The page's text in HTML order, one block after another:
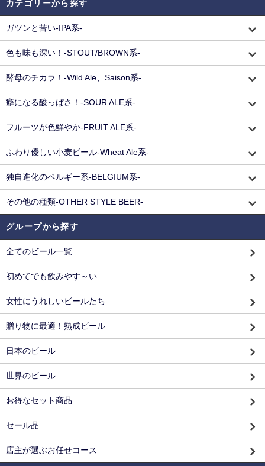
カテゴリーから探す
ガツンと苦い-IPA系-
色も味も深い！-STOUT/BROWN系-
酵母のチカラ！-Wild Ale、Saison系-
癖になる酸っぱさ！-SOUR ALE系-
フルーツが色鮮やか-FRUIT ALE系-
ふわり優しい小麦ビール-Wheat Ale系-
独自進化のベルギー系-BELGIUM系-
その他の種類-OTHER STYLE BEER-
グループから探す
全てのビール一覧
初めてでも飲みやす～い
女性にうれしいビールたち
贈り物に最適！熟成ビール
日本のビール
世界のビール
お得なセット商品
セール品
店主が選ぶお任せコース